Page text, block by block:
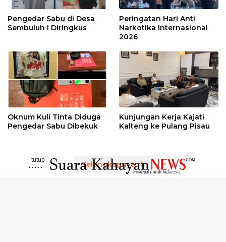
Pengedar Sabu di Desa
Sembuluh I Diringkus
Peringatan Hari Anti
Narkotika Internasional
2026
Oknum Kuli Tinta Diduga
Pengedar Sabu Dibekuk
Kunjungan Kerja Kajati
Kalteng ke Pulang Pisau
Selengkapnya
tutup
..........